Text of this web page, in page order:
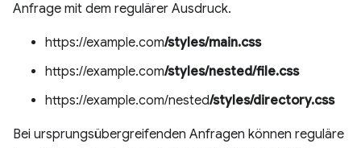
Anfrage mit dem regulärer Ausdruck.
https://example.com/styles/main.css
https://example.com/styles/nested/file.css
https://example.com/nested/styles/directory.css
Bei ursprungsübergreifenden Anfragen können reguläre